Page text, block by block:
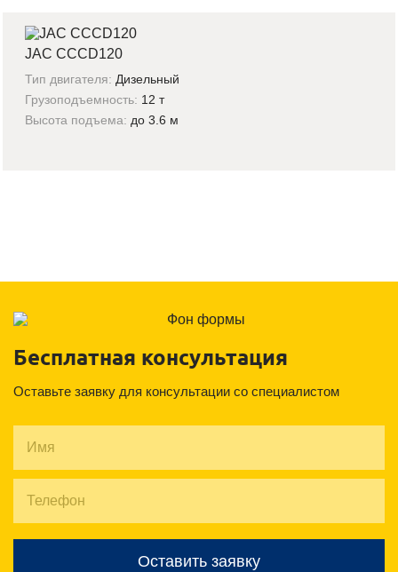
JAC CCCD120
Тип двигателя: Дизельный
Грузоподъемность: 12 т
Высота подъема: до 3.6 м
Бесплатная консультация
Оставьте заявку для консультации со специалистом
Оставить заявку